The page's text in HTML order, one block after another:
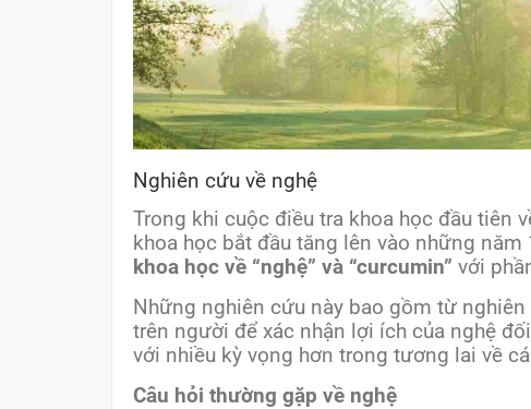
Nghiên cứu về nghệ
Trong khi cuộc điều tra khoa học đầu tiên
khoa học bắt đầu tăng lên vào những
khoa học về “nghệ” và “curcumin” với
Những nghiên cứu này bao gồm từ
trên người để xác nhận lợi ích của nghệ
với nhiều kỳ vọng hơn trong tương lai về
Câu hỏi thường gặp về nghệ